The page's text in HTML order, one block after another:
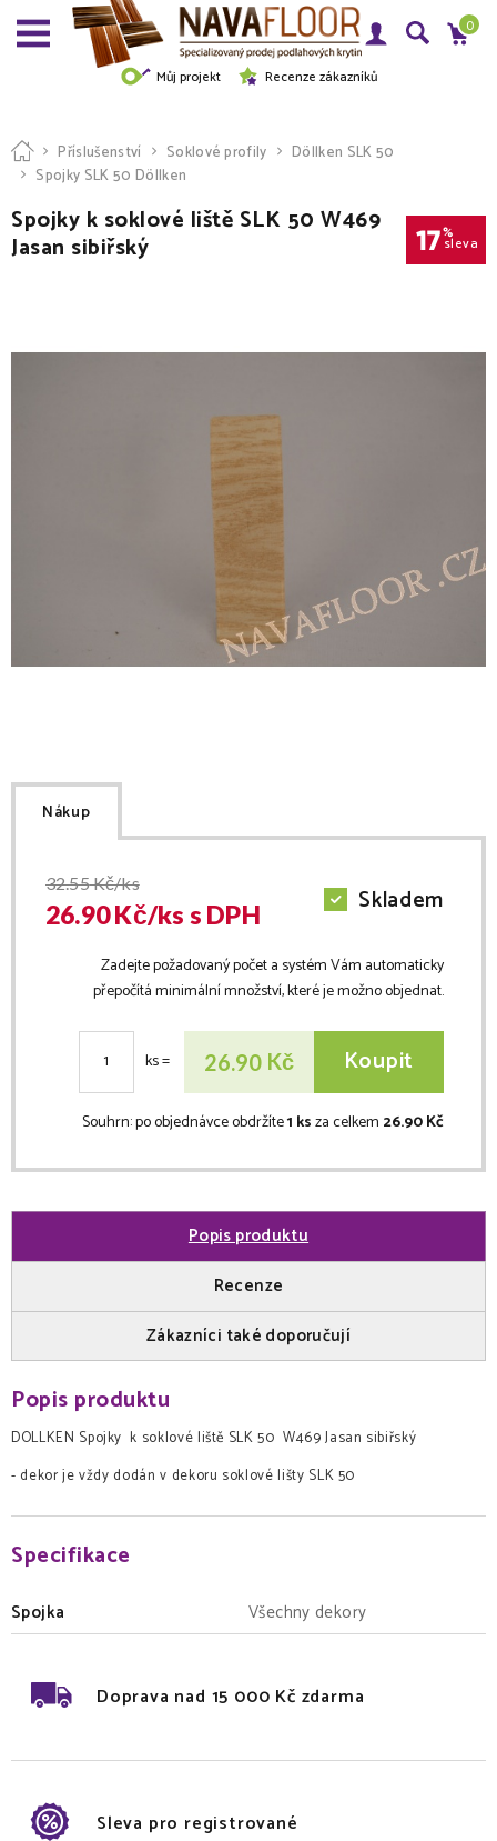
Můj projekt Recenze zákazníků
0
Příslušenství Soklové profily
Döllken SLK 50
Spojky SLK 50 Döllken
Spojky k soklové liště SLK 50 W469
Jasan sibiřský 17%
sleva
Nákup
32.55Kč/ks
26.90Kč/ks s DPH Skladem
Zadejte požadovaný počet a systém Vám automaticky
přepočítá minimální množství, které je možno objednat.
ks= 26.90Kč Koupit
Souhrn:po objednávce obdržíte1 ksza celkem 26.90 Kč
Popis produktu
Recenze
Zákazníci také doporučují
Popis produktu
DOLLKEN Spojky k soklové liště SLK 50 W469 Jasan sibiřský
- dekor je vždy dodán v dekoru soklové lišty SLK 50
Specifikace
Spojka Všechny dekory
Doprava nad 15 000 Kč zdarma
Sleva pro registrované